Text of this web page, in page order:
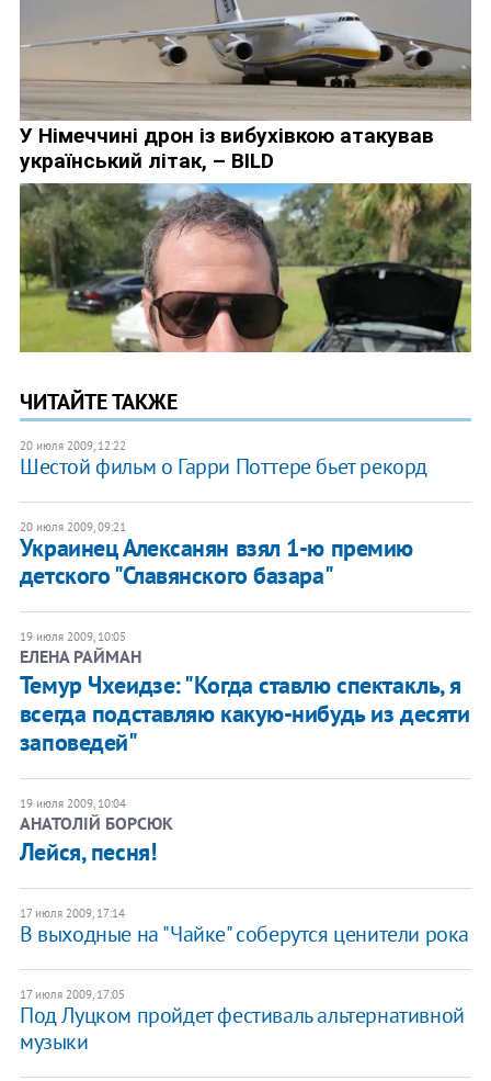
ЧИТАЙТЕ ТАКЖЕ
20 июля 2009, 12:22
Шестой фильм о Гарри Поттере бьет рекорд
20 июля 2009, 09:21
Украинец Алексанян взял 1-ю премию
детского "Славянского базара"
19 июля 2009, 10:05
ЕЛЕНА РАЙМАН
Темур Чхеидзе: "Когда ставлю спектакль, я
всегда подставляю какую-нибудь из десяти
заповедей"
19 июля 2009, 10:04
АНАТОЛІЙ БОРСЮК
Лейся, песня!
17 июля 2009, 17:14
В выходные на "Чайке" соберутся ценители рока
17 июля 2009, 17:05
Под Луцком пройдет фестиваль альтернативной
музыки